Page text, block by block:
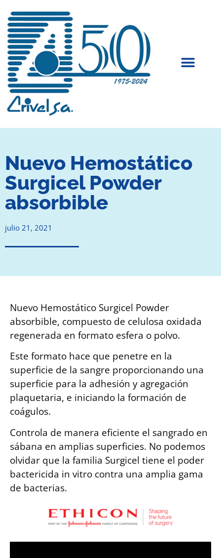
Nuevo Hemostático
Surgicel Powder
absorbible
julio 21, 2021
Nuevo Hemostático Surgicel Powder
absorbible, compuesto de celulosa oxidada
regenerada en formato esfera o polvo.
Este formato hace que penetre en la
superficie de la sangre proporcionando una
superficie para la adhesión y agregación
plaquetaria, e iniciando la formación de
coágulos.
Controla de manera eficiente el sangrado en
sábana en amplias superficies. No podemos
olvidar que la familia Surgicel tiene el poder
bactericida in vitro contra una amplia gama
de bacterias.